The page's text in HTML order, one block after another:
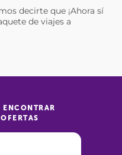
decirte que ¡Ahora sí
de viajes a
ENCONTRAR